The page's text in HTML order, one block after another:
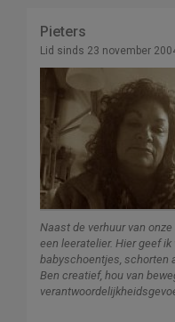
Pieters
Lid sinds 23 november
Naast de verhuur van
een leeratelier. Hier geef
babyschoentjes, schorten
Ben creatief, hou van